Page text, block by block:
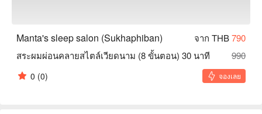
Manta's sleep salon (Sukhaphiban) จาก THB790
สระผมผ่อนคลายสไตล์เวียดนาม (8 ขั้นตอน) 30 นาที
990
0 (0) จองเลย